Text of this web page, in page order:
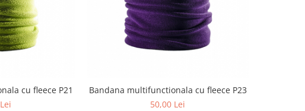
cu fleece P21
Bandana multifunctionala cu fleece P23
50,00 Lei